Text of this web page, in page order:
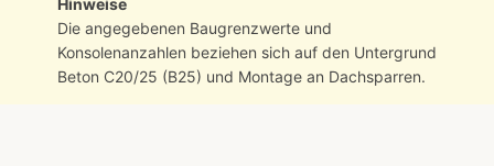
Hinweise
Die angegebenen Baugrenzwerte und
Konsolenanzahlen beziehen sich auf den Untergrund
Beton C20/25 (B25) und Montage an Dachsparren.